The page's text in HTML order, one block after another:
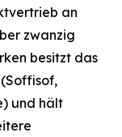
an
zwanzig
besitzt das
und hält